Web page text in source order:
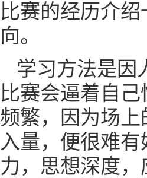
比赛的经历介
向。
学习方法是因
比赛会逼着自
频繁，因为场
入量，便很难
力，思想深度